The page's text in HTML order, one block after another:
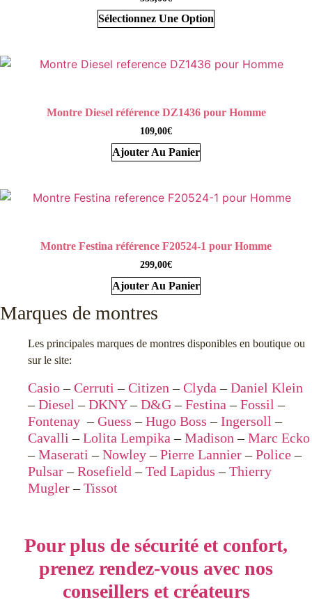
Sélectionnez Une Option
Montre Diesel référence DZ1436 pour Homme
109,00€
Ajouter Au Panier
Montre Festina référence F20524-1 pour Homme
299,00€
Ajouter Au Panier
Marques de montres
Les principales marques de montres disponibles en boutique ou
sur le site:
Casio–Cerruti –Citizen –Clyda –Daniel Klein
–Diesel –DKNY–D&G–Festina –Fossil –
Fontenay –Guess –Hugo Boss –Ingersoll –
Cavalli –Lolita Lempika –Madison –Marc Ecko
–Maserati –Nowley–Pierre Lannier–Police–
Pulsar–Rosefield –Ted Lapidus –Thierry
Mugler–Tissot
Pour plus de sécurité et confort,
prenez rendez-vous avec nos
conseillers et créateurs